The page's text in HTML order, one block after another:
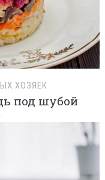
ХОЗЯЕК
под шубой